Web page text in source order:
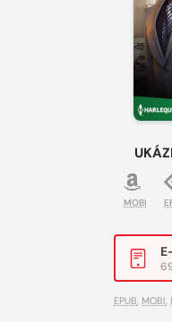
MOBI
EPUB, MOBI,